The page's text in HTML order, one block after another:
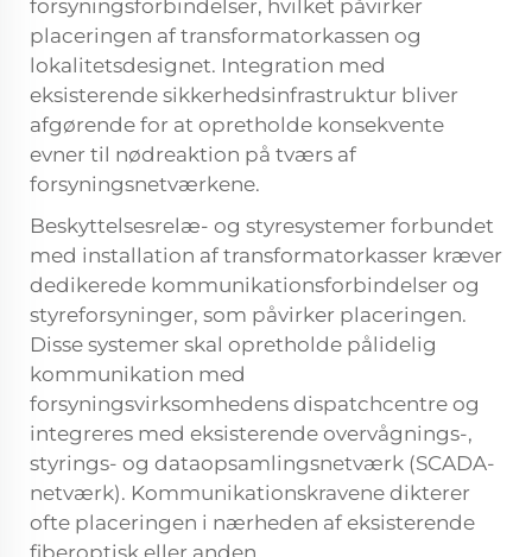
forsyningsforbindelser, hvilket påvirker
placeringen af transformatorkassen og
lokalitetsdesignet. Integration med
eksisterende sikkerhedsinfrastruktur bliver
afgørende for at opretholde konsekvente
evner til nødreaktion på tværs af
forsyningsnetværkene.
Beskyttelsesrelæ- og styresystemer forbundet
med installation af transformatorkasser kræver
dedikerede kommunikationsforbindelser og
styreforsyninger, som påvirker placeringen.
Disse systemer skal opretholde pålidelig
kommunikation med
forsyningsvirksomhedens dispatchcentre og
integreres med eksisterende overvågnings-,
styrings- og dataopsamlingsnetværk (SCADA-
netværk). Kommunikationskravene dikterer
ofte placeringen i nærheden af eksisterende